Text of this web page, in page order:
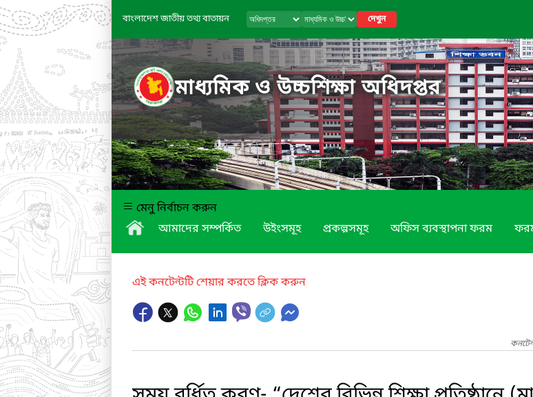
বাংলাদেশ জাতীয় তথ্য বাতায়ন দেখুন
মাধ্যমিক ও উচ্চশিক্ষা অধিদপ্তর
মেনু নির্বাচন করুন
আমাদের সম্পর্কিত
উইংসমূহ প্রকল্পসমূহ অফিস ব্যবস্থাপনা ফরম
এই কনটেন্টটি শেয়ার করতে ক্লিক করুন